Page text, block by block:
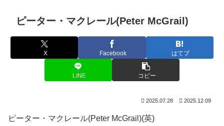
ピーター・マクレール(Peter McGrail)
X Facebook はてブ
LINE コピー
2025.07.28 2025.12.09
ピーター・マクレール(Peter McGrail)(英)